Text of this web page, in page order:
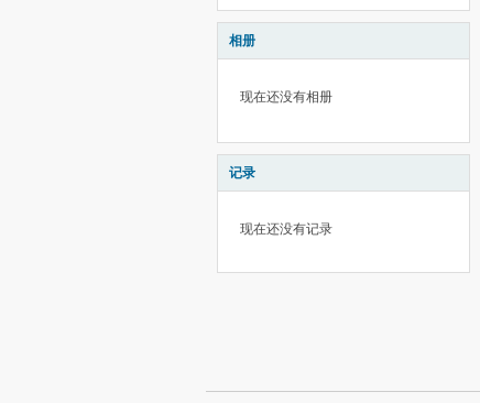
相册
现在还没有相册
记录
现在还没有记录